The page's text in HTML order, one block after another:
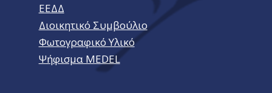
ΕΕΔΔ
Διοικητικό Συμβούλιο
Φωτογραφικό Υλικό
Ψήφισμα MEDEL